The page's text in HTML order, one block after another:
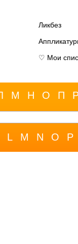
Ликбез
♡ Мои
М Н О П
L M N O P